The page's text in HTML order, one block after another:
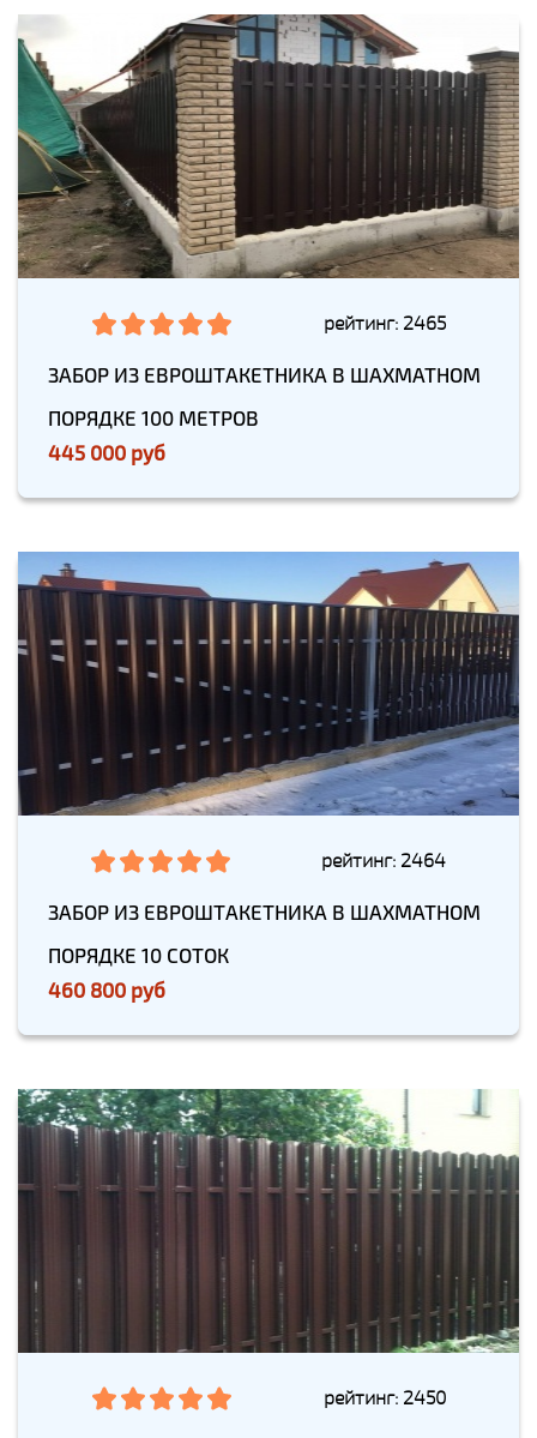
рейтинг: 2465
ЗАБОР ИЗ ЕВРОШТАКЕТНИКА В ШАХМАТНОМ
ПОРЯДКЕ 100 МЕТРОВ
445 000 руб
рейтинг: 2464
ЗАБОР ИЗ ЕВРОШТАКЕТНИКА В ШАХМАТНОМ
ПОРЯДКЕ 10 СОТОК
460 800 руб
рейтинг: 2450